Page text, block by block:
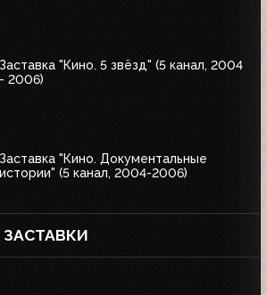
Заставка "Кино. 5 звёзд" (5 канал, 2004
- 2006)
Заставка "Кино. Документальные
истории" (5 канал, 2004-2006)